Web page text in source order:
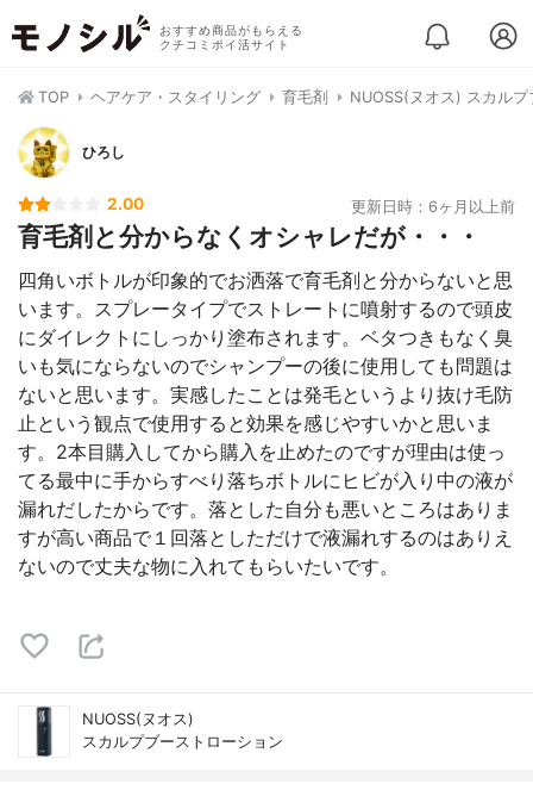
おすすめ商品がもらえる
クチコミポイ活サイト
TOP ヘアケア・スタイリング 育毛剤 NUOSS(ヌオス) スカル
ひろし
2.00 更新日時：6ヶ月以上前
育毛剤と分からなくオシャレだが・・・
四角いボトルが印象的でお洒落で育毛剤と分からないと思
います。スプレータイプでストレートに噴射するので頭皮
にダイレクトにしっかり塗布されます。ベタつきもなく臭
いも気にならないのでシャンプーの後に使用しても問題は
ないと思います。実感したことは発毛というより抜け毛防
止という観点で使用すると効果を感じやすいかと思いま
す。2本目購入してから購入を止めたのですが理由は使っ
てる最中に手からすべり落ちボトルにヒビが入り中の液が
漏れだしたからです。落とした自分も悪いところはありま
すが高い商品で１回落としただけで液漏れするのはありえ
ないので丈夫な物に入れてもらいたいです。
NUOSS(ヌオス)
スカルプブーストローション